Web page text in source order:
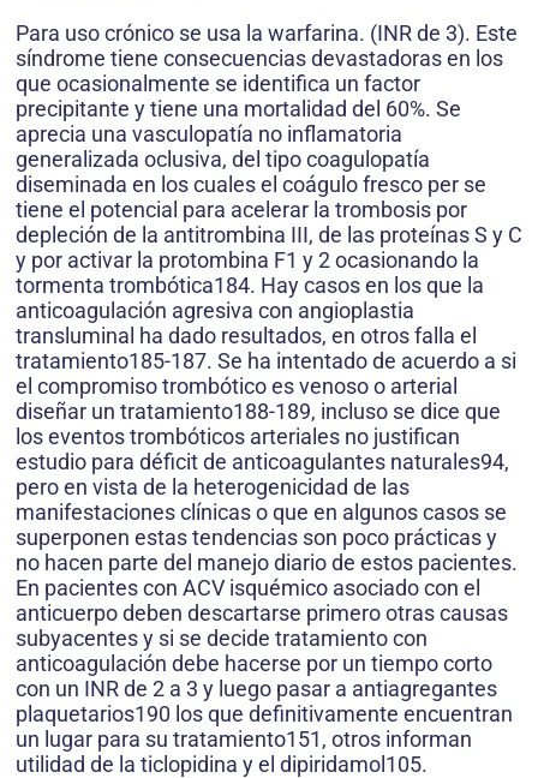
Para uso crónico se usa la warfarina. (INR de 3). Este
síndrome tiene consecuencias devastadoras en los
que ocasionalmente se identifica un factor
precipitante y tiene una mortalidad del 60%. Se
aprecia una vasculopatía no inflamatoria
generalizada oclusiva, del tipo coagulopatía
diseminada en los cuales el coágulo fresco per se
tiene el potencial para acelerar la trombosis por
depleción de la antitrombina III, de las proteínas S y C
y por activar la protombina F1 y 2 ocasionando la
tormenta trombótica184. Hay casos en los que la
anticoagulación agresiva con angioplastia
transluminal ha dado resultados, en otros falla el
tratamiento185-187. Se ha intentado de acuerdo a si
el compromiso trombótico es venoso o arterial
diseñar un tratamiento188-189, incluso se dice que
los eventos trombóticos arteriales no justifican
estudio para déficit de anticoagulantes naturales94,
pero en vista de la heterogenicidad de las
manifestaciones clínicas o que en algunos casos se
superponen estas tendencias son poco prácticas y
no hacen parte del manejo diario de estos pacientes.
En pacientes con ACV isquémico asociado con el
anticuerpo deben descartarse primero otras causas
subyacentes y si se decide tratamiento con
anticoagulación debe hacerse por un tiempo corto
con un INR de 2 a 3 y luego pasar a antiagregantes
plaquetarios190 los que definitivamente encuentran
un lugar para su tratamiento151, otros informan
utilidad de la ticlopidina y el dipiridamol105.